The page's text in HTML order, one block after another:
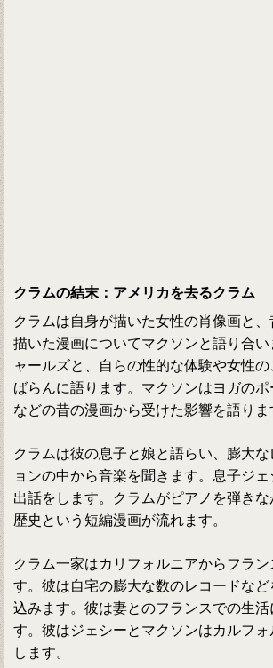
クラムの結末：アメリカを去るクラム
クラムは自身が描いた女性の肖像画と
描いた漫画についてマクソンと語り合
ャールズと、自らの性的な体験や女性の
ばらんに語ります。マクソンはヨガの
などの昔の漫画から受けた影響を語りま
クラムは彼の息子と娘と語らい、膨大
ョンの中から音楽を聞きます。息子ジ
出話をします。クラムがピアノを弾き
歴史という短編漫画が流れます。
クラム一家はカリフォルニアからフラン
す。彼は自宅の膨大な数のレコードな
込みます。彼は妻とのフランスでの生活
す。彼はジェシーとマクソンはカルフ
します。